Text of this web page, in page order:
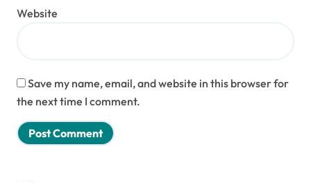
Website
Save my name, email, and website in this browser for
the next time I comment.